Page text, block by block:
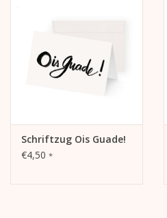
Schriftzug Ois Guade!
€4,50 *